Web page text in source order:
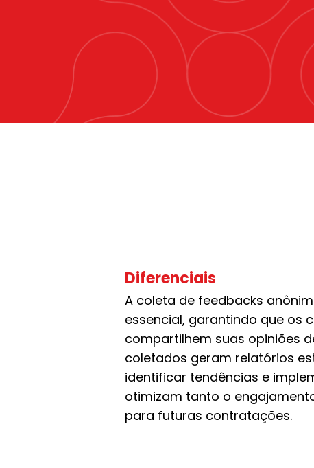
Diferenciais
A coleta de feedbacks
essencial, garantindo que os
compartilhem suas opiniões
coletados geram relatórios
identificar tendências e
otimizam tanto o
para futuras contratações.